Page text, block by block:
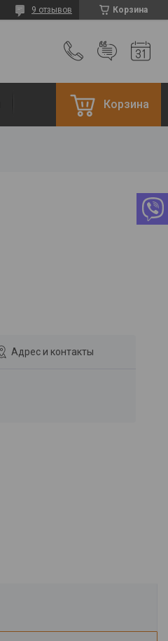
Корзина
9 отзывов
Корзина
Адрес и контакты